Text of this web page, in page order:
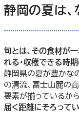
静岡の夏は
旬とは、その食材が
れる・収穫できる時期
静岡県の夏が豊かな
の清流、富士山麓の
要素が揃っているから
届く距離にそろって